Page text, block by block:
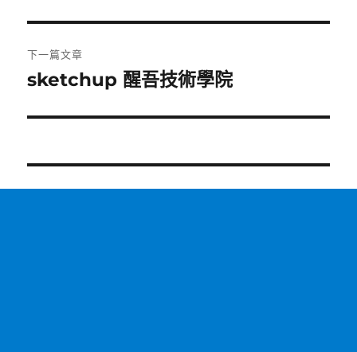
覽
文
章:
下一篇文章
下
篇
章:
sketchup 醒吾技術學院